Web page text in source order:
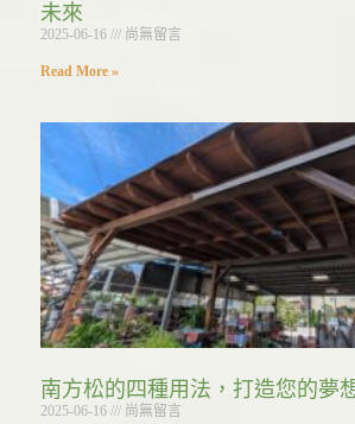
未來
2025-06-16 尚無留言
Read More »
南方松的四種用法，打造您的夢
2025-06-16 尚無留言